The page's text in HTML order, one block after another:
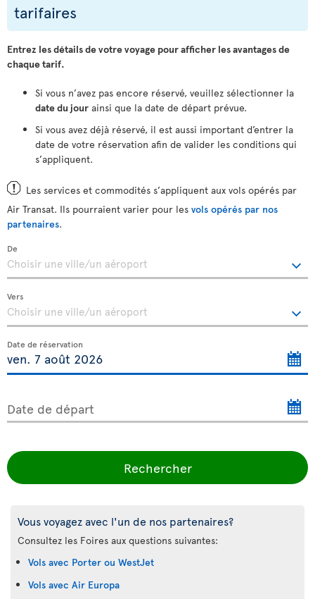
tarifaires
Entrez les détails de votre voyage pour afficher les avantages de
chaque tarif.
Si vous n’avez pas encore réservé, veuillez sélectionner la
date du jour ainsi que la date de départ prévue.
Si vous avez déjà réservé, il est aussi important d’entrer la
date de votre réservation afin de valider les conditions qui
s’appliquent.
Les services et commodités s’appliquent aux vols opérés par
Air Transat. Ils pourraient varier pour les vols opérés par nos
partenaires.
De
Vers
Date de réservation
Date de départ
Rechercher
Vous voyagez avec l'un de nos partenaires?
Consultez les Foires aux questions suivantes:
Vols avec Porter ou WestJet
Vols avec Air Europa